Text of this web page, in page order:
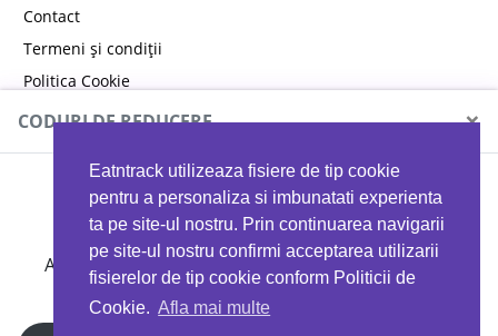
Eatntrack utilizeaza fisiere de tip cookie
pentru a personaliza si imbunatati experienta
ta pe site-ul nostru. Prin continuarea navigarii
pe site-ul nostru confirmi acceptarea utilizarii
fisierelor de tip cookie conform Politicii de
Cookie. Afla mai multe
Contact
Termeni și condiții
Politica Cookie
Politica de confidențialitate
CODURI DE REDUCERE ×
MYPROTEIN
Ai 40%reducere la orice comandă folosind codul
EATTRACK